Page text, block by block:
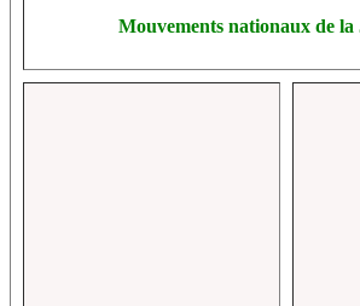
Mouvements nationaux de